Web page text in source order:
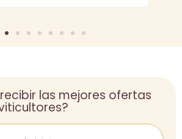
las mejores ofertas